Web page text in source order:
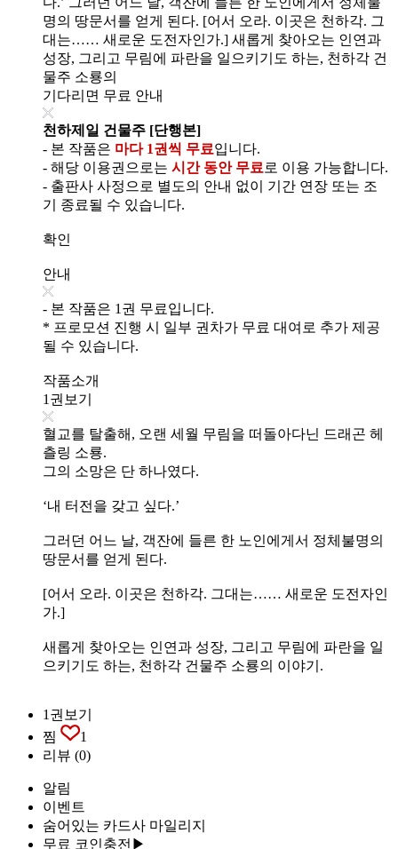
명의 땅문서를 얻게 된다. [어서 오라. 이곳은 천하각. 그
대는…… 새로운 도전자인가.] 새롭게 찾아오는 인연과
성장, 그리고 무림에 파란을 일으키기도 하는, 천하각 건
물주 소룡의
기다리면 무료 안내
천하제일 건물주 [단행본]
- 본 작품은 마다 1권씩 무료입니다.
- 해당 이용권으로는 시간 동안 무료 로 이용 가능합니다.
- 출판사 사정으로 별도의 안내 없이 기간 연장 또는 조
기 종료될 수 있습니다.
확인
안내
- 본 작품은 1권 무료입니다.
* 프로모션 진행 시 일부 권차가 무료 대여로 추가 제공
될 수 있습니다.
작품소개
1권보기
혈교를 탈출해, 오랜 세월 무림을 떠돌아다닌 드래곤 헤
츨링 소룡.
그의 소망은 단 하나였다.
‘내 터전을 갖고 싶다.’
그러던 어느 날, 객잔에 들른 한 노인에게서 정체불명의
땅문서를 얻게 된다.
[어서 오라. 이곳은 천하각. 그대는…… 새로운 도전자인
가.]
새롭게 찾아오는 인연과 성장, 그리고 무림에 파란을 일
으키기도 하는, 천하각 건물주 소룡의 이야기.
1권보기
찜
1
리뷰 (0)
알림
이벤트
숨어있는 카드사 마일리지
무료 코인충전▶